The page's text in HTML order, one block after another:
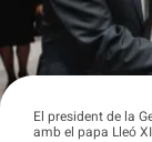
El president de la
amb el papa Lleó